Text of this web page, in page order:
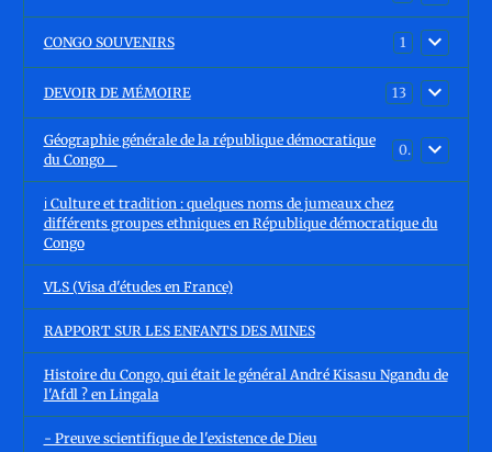
CONGO SOUVENIRS 1
DEVOIR DE MÉMOIRE 13
Géographie générale de la république démocratique
du Congo
0
ℹ️ Culture et tradition : quelques noms de jumeaux chez
différents groupes ethniques en République démocratique du
Congo
VLS (Visa d'études en France)
RAPPORT SUR LES ENFANTS DES MINES
Histoire du Congo, qui était le général André Kisasu Ngandu de
l'Afdl ? en Lingala
- Preuve scientifique de l'existence de Dieu